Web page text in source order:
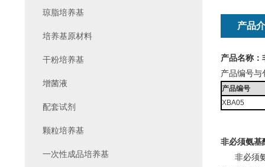
产品
产品名称：
产品编号与
产品编号
XBA05
非必须氨基
非必须氨
琼脂培养基
培养基原材料
干粉培养基
增菌液
配套试剂
颗粒培养基
一次性成品培养基